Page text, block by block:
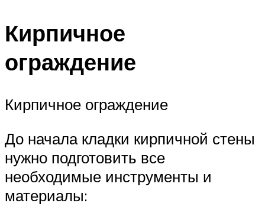
Кирпичное
ограждение
Кирпичное ограждение
До начала кладки кирпичной стены
нужно подготовить все
необходимые инструменты и
материалы: